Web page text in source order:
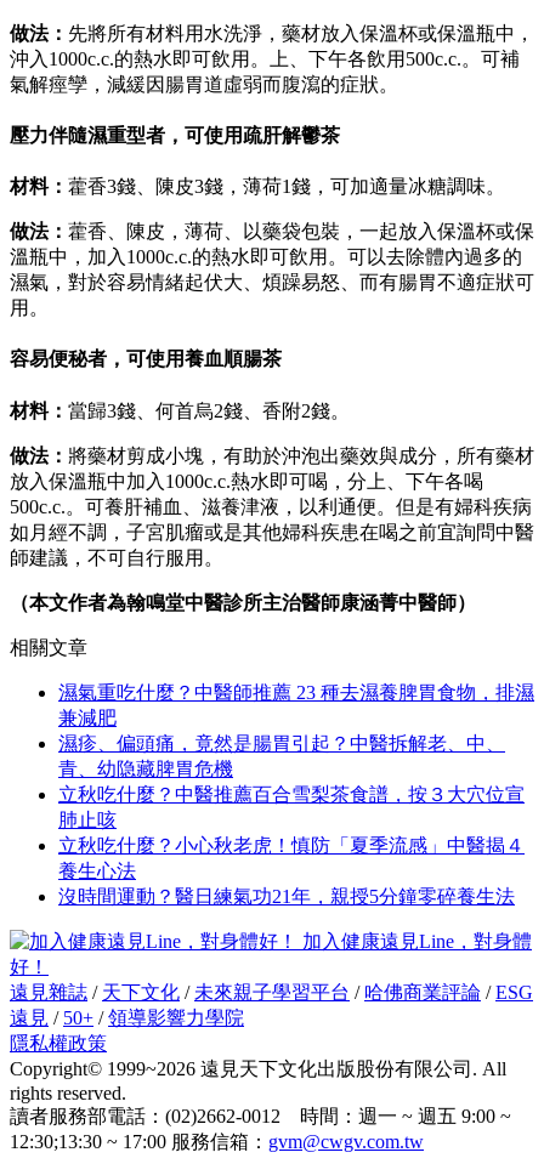
做法： 先將所有材料用水洗淨，藥材放入保溫杯或保溫瓶中，
沖入1000c.c.的熱水即可飲用。上、下午各飲用500c.c.。可補
氣解痙孿，減緩因腸胃道虛弱而腹瀉的症狀。
壓力伴隨濕重型者，可使用疏肝解鬱茶
材料： 藿香3錢、陳皮3錢，薄荷1錢，可加適量冰糖調味。
做法： 藿香、陳皮，薄荷、以藥袋包裝，一起放入保溫杯或保
溫瓶中，加入1000c.c.的熱水即可飲用。可以去除體內過多的
濕氣，對於容易情緒起伏大、煩躁易怒、而有腸胃不適症狀可
用。
容易便秘者，可使用養血順腸茶
材料： 當歸3錢、何首烏2錢、香附2錢。
做法： 將藥材剪成小塊，有助於沖泡出藥效與成分，所有藥材
放入保溫瓶中加入1000c.c.熱水即可喝，分上、下午各喝
500c.c.。可養肝補血、滋養津液，以利通便。但是有婦科疾病
如月經不調，子宮肌瘤或是其他婦科疾患在喝之前宜詢問中醫
師建議，不可自行服用。
（本文作者為翰鳴堂中醫診所主治醫師康涵菁中醫師）
相關文章
濕氣重吃什麼？中醫師推薦 23 種去濕養脾胃食物，排濕
兼減肥
濕疹、偏頭痛，竟然是腸胃引起？中醫拆解老、中、
青、幼隐藏脾胃危機
立秋吃什麼？中醫推薦百合雪梨茶食譜，按３大穴位宣
肺止咳
立秋吃什麼？小心秋老虎！慎防「夏季流感」中醫揭４
養生心法
沒時間運動？醫日練氣功21年，親授5分鐘零碎養生法
加入健康遠見Line，對身體
好！
遠見雜誌 / 天下文化 / 未來親子學習平台 / 哈佛商業評論 /ESG
遠見 / 50+ /領導影響力學院
隱私權政策
Copyright© 1999~2026 遠見天下文化出版股份有限公司. All
rights reserved.
讀者服務部電話：(02)2662-0012 時間：週一 ~ 週五 9:00 ~
12:30;13:30 ~ 17:00 服務信箱： gvm@cwgv.com.tw